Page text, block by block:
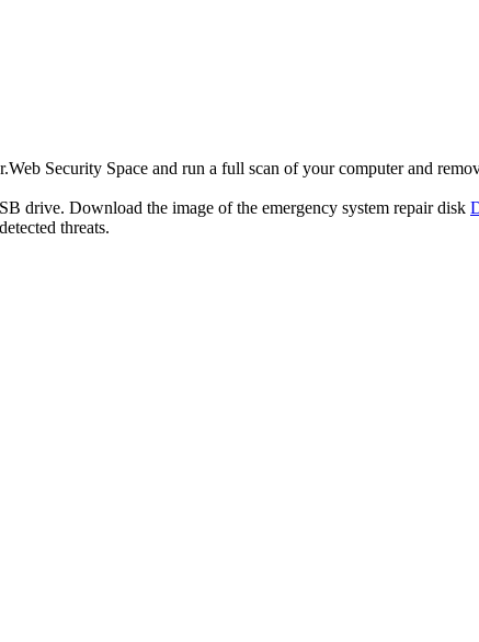
Security Space and run a full scan of your computer and
drive. Download the image of the emergency system repair disk
threats.